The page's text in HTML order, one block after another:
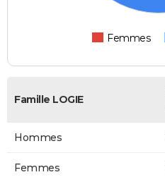
Femmes
Famille LOGIE
Hommes
Femmes